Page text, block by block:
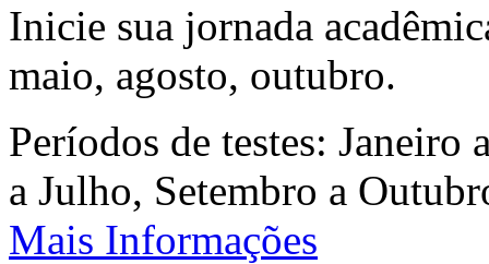
Inicie sua jornada
maio, agosto, outubro.
Períodos de testes:
a Julho, Setembro a
Mais Informações